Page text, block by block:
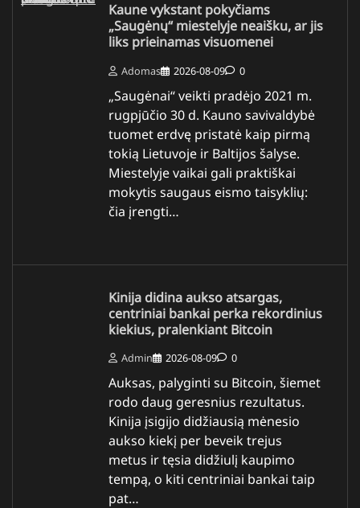
Kaune vykstant pokyčiams
„Saugėnų“ miestelyje neaišku, ar jis
liks prieinamas visuomenei
Adomas 2026-08-09 0
„Saugėnai“ veikti pradėjo 2021 m.
rugpjūčio 30 d. Kauno savivaldybė
tuomet erdvę pristatė kaip pirmą
tokią Lietuvoje ir Baltijos šalyse.
Miestelyje vaikai gali praktiškai
mokytis saugaus eismo taisyklių:
čia įrengti…
Kinija didina aukso atsargas,
centriniai bankai perka rekordinius
kiekius, pralenkiant Bitcoin
Admin 2026-08-09 0
Auksas, palyginti su Bitcoin, šiemet
rodo daug geresnius rezultatus.
Kinija įsigijo didžiausią mėnesio
aukso kiekį per beveik trejus
metus ir tęsia didžiulį kaupimo
tempą, o kiti centriniai bankai taip
pat…